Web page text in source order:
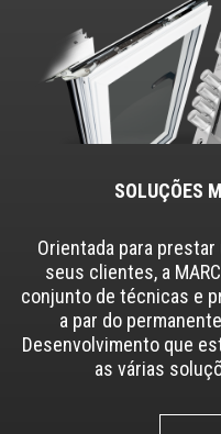
SOLUÇÕES
Orientada para
seus clientes, a
conjunto de técnicas e
a par do
Desenvolvimento que
as várias